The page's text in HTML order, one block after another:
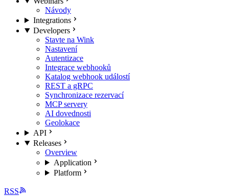
Návody
Integrations
Developers
Stavte na Wink
Nastavení
Autentizace
Integrace webhooků
Katalog webhook událostí
REST a gRPC
Synchronizace rezervací
MCP servery
AI dovednosti
Geolokace
API
Releases
Overview
Application
Platform
RSS